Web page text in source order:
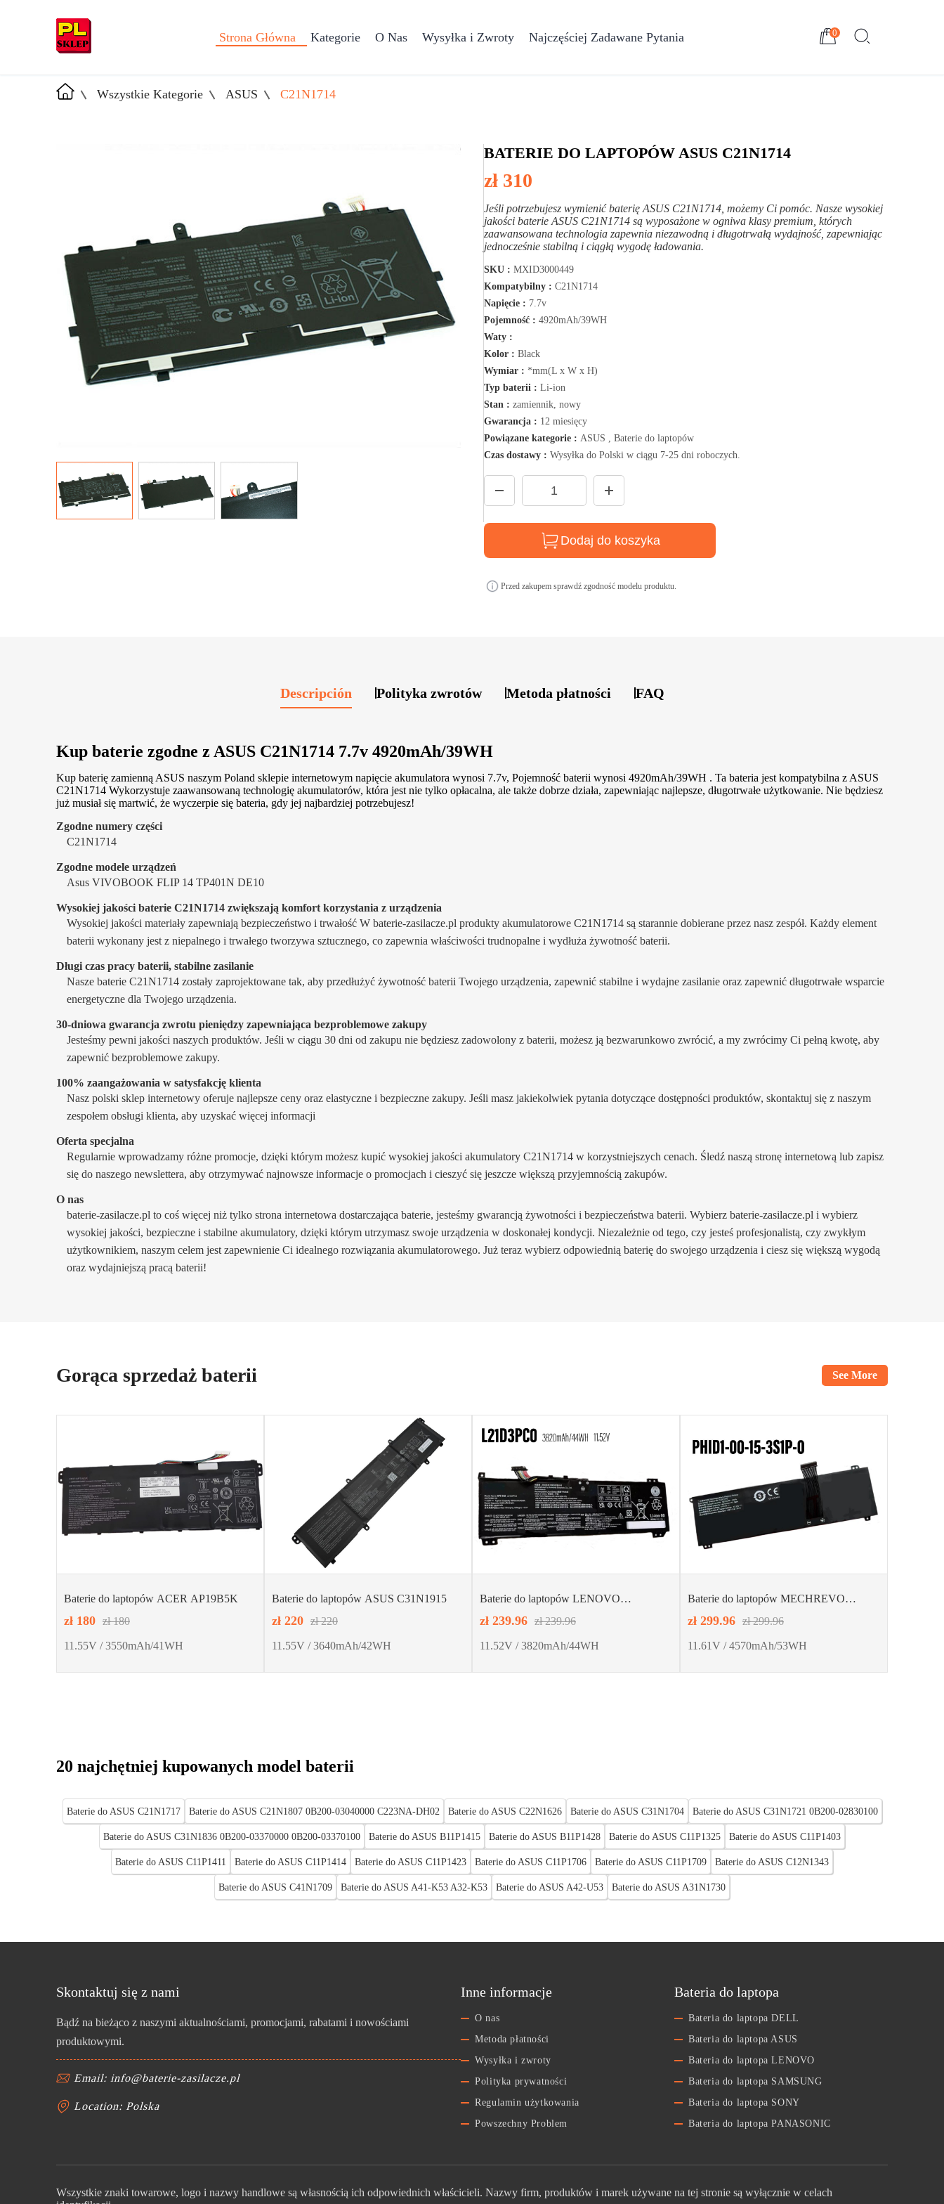
Strona Główna Kategorie O Nas Wysyłka i Zwroty Najczęściej Zadawane Pytania 0
Wszystkie Kategorie ASUS C21N1714
BATERIE DO LAPTOPÓW ASUS C21N1714
zł 310
Jeśli potrzebujesz wymienić baterię ASUS C21N1714, możemy Ci pomóc. Nasze wysokiej
jakości baterie ASUS C21N1714 są wyposażone w ogniwa klasy premium, których
zaawansowana technologia zapewnia niezawodną i długotrwałą wydajność, zapewniając
jednocześnie stabilną i ciągłą wygodę ładowania.
SKU : MXID3000449
Kompatybilny : C21N1714
Napięcie : 7.7v
Pojemność : 4920mAh/39WH
Waty :
Kolor : Black
Wymiar : *mm(L x W x H)
Typ baterii : Li-ion
Stan : zamiennik, nowy
Gwarancja : 12 miesięcy
Powiązane kategorie : ASUS , Baterie do laptopów
Czas dostawy : Wysyłka do Polski w ciągu 7-25 dni roboczych.
Dodaj do koszyka
Przed zakupem sprawdź zgodność modelu produktu.
Descripción Polityka zwrotów Metoda płatności FAQ
Kup baterie zgodne z ASUS C21N1714 7.7v 4920mAh/39WH
Kup baterię zamienną ASUS naszym Poland sklepie internetowym napięcie akumulatora wynosi 7.7v, Pojemność baterii wynosi 4920mAh/39WH . Ta bateria jest kompatybilna z ASUS
C21N1714 Wykorzystuje zaawansowaną technologię akumulatorów, która jest nie tylko opłacalna, ale także dobrze działa, zapewniając najlepsze, długotrwałe użytkowanie. Nie będziesz
już musiał się martwić, że wyczerpie się bateria, gdy jej najbardziej potrzebujesz!
Zgodne numery części
C21N1714
Zgodne modele urządzeń
Asus VIVOBOOK FLIP 14 TP401N DE10
Wysokiej jakości baterie C21N1714 zwiększają komfort korzystania z urządzenia
Wysokiej jakości materiały zapewniają bezpieczeństwo i trwałość W baterie-zasilacze.pl produkty akumulatorowe C21N1714 są starannie dobierane przez nasz zespół. Każdy element
baterii wykonany jest z niepalnego i trwałego tworzywa sztucznego, co zapewnia właściwości trudnopalne i wydłuża żywotność baterii.
Długi czas pracy baterii, stabilne zasilanie
Nasze baterie C21N1714 zostały zaprojektowane tak, aby przedłużyć żywotność baterii Twojego urządzenia, zapewnić stabilne i wydajne zasilanie oraz zapewnić długotrwałe wsparcie
energetyczne dla Twojego urządzenia.
30-dniowa gwarancja zwrotu pieniędzy zapewniająca bezproblemowe zakupy
Jesteśmy pewni jakości naszych produktów. Jeśli w ciągu 30 dni od zakupu nie będziesz zadowolony z baterii, możesz ją bezwarunkowo zwrócić, a my zwrócimy Ci pełną kwotę, aby
zapewnić bezproblemowe zakupy.
100% zaangażowania w satysfakcję klienta
Nasz polski sklep internetowy oferuje najlepsze ceny oraz elastyczne i bezpieczne zakupy. Jeśli masz jakiekolwiek pytania dotyczące dostępności produktów, skontaktuj się z naszym
zespołem obsługi klienta, aby uzyskać więcej informacji
Oferta specjalna
Regularnie wprowadzamy różne promocje, dzięki którym możesz kupić wysokiej jakości akumulatory C21N1714 w korzystniejszych cenach. Śledź naszą stronę internetową lub zapisz
się do naszego newslettera, aby otrzymywać najnowsze informacje o promocjach i cieszyć się jeszcze większą przyjemnością zakupów.
O nas
baterie-zasilacze.pl to coś więcej niż tylko strona internetowa dostarczająca baterie, jesteśmy gwarancją żywotności i bezpieczeństwa baterii. Wybierz baterie-zasilacze.pl i wybierz
wysokiej jakości, bezpieczne i stabilne akumulatory, dzięki którym utrzymasz swoje urządzenia w doskonałej kondycji. Niezależnie od tego, czy jesteś profesjonalistą, czy zwykłym
użytkownikiem, naszym celem jest zapewnienie Ci idealnego rozwiązania akumulatorowego. Już teraz wybierz odpowiednią baterię do swojego urządzenia i ciesz się większą wygodą
oraz wydajniejszą pracą baterii!
Gorąca sprzedaż baterii See More
Baterie do laptopów ACER AP19B5K
zł 180 zł 180
11.55V / 3550mAh/41WH
Baterie do laptopów ASUS C31N1915
zł 220 zł 220
11.55V / 3640mAh/42WH
Baterie do laptopów LENOVO
zł 239.96 zł 239.96
11.52V / 3820mAh/44WH
Baterie do laptopów MECHREVO
zł 299.96 zł 299.96
11.61V / 4570mAh/53WH
20 najchętniej kupowanych model baterii
Baterie do ASUS C21N1717 Baterie do ASUS C21N1807 0B200-03040000 C223NA-DH02 Baterie do ASUS C22N1626 Baterie do ASUS C31N1704 Baterie do ASUS C31N1721 0B200-02830100
Baterie do ASUS C31N1836 0B200-03370000 0B200-03370100 Baterie do ASUS B11P1415 Baterie do ASUS B11P1428 Baterie do ASUS C11P1325 Baterie do ASUS C11P1403
Baterie do ASUS C11P1411 Baterie do ASUS C11P1414 Baterie do ASUS C11P1423 Baterie do ASUS C11P1706 Baterie do ASUS C11P1709 Baterie do ASUS C12N1343
Baterie do ASUS C41N1709 Baterie do ASUS A41-K53 A32-K53 Baterie do ASUS A42-U53 Baterie do ASUS A31N1730
Skontaktuj się z nami
Bądź na bieżąco z naszymi aktualnościami, promocjami, rabatami i nowościami
produktowymi.
Email: info@baterie-zasilacze.pl
Location: Polska
Inne informacje
O nas
Metoda płatności
Wysyłka i zwroty
Polityka prywatności
Regulamin użytkowania
Powszechny Problem
Bateria do laptopa
Bateria do laptopa DELL
Bateria do laptopa ASUS
Bateria do laptopa LENOVO
Bateria do laptopa SAMSUNG
Bateria do laptopa SONY
Bateria do laptopa PANASONIC
Wszystkie znaki towarowe, logo i nazwy handlowe są własnością ich odpowiednich właścicieli. Nazwy firm, produktów i marek używane na tej stronie są wyłącznie w celach